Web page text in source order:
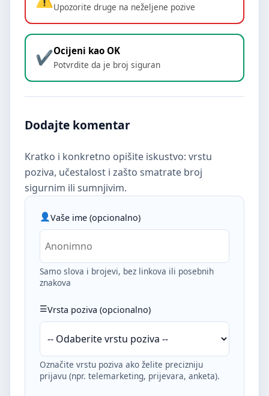
Upozorite druge na neželjene pozive
Ocijeni kao OK
Potvrdite da je broj siguran
Dodajte komentar
Kratko i konkretno opišite iskustvo: vrstu
poziva, učestalost i zašto smatrate broj
sigurnim ili sumnjivim.
Vaše ime (opcionalno)
Samo slova i brojevi, bez linkova ili posebnih
znakova
Vrsta poziva (opcionalno)
Označite vrstu poziva ako želite precizniju
prijavu (npr. telemarketing, prijevara, anketa).